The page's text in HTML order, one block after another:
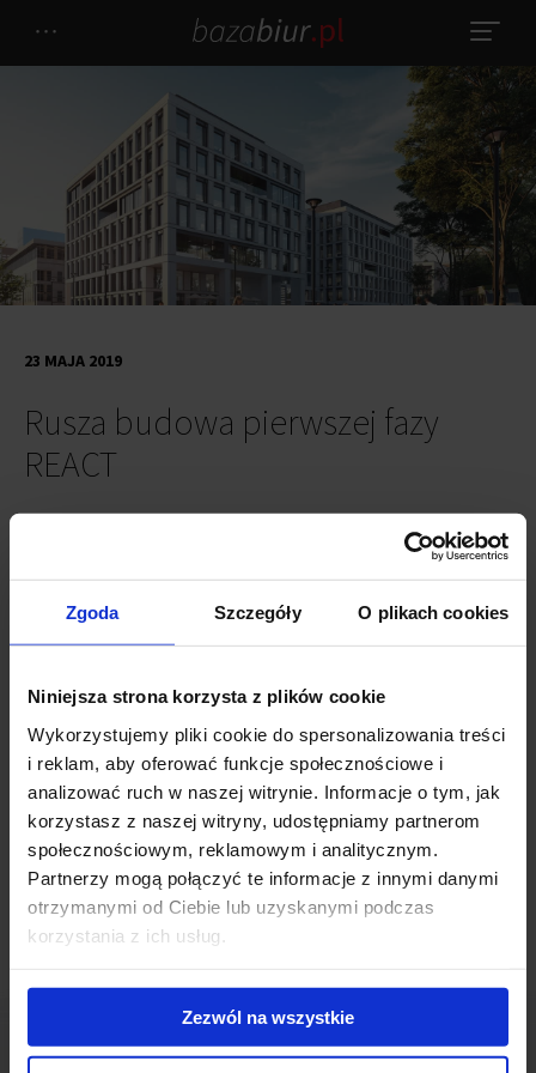
Zgoda Szczegóły O plikach cookies
Niniejsza strona korzysta z plików cookie
Wykorzystujemy pliki cookie do spersonalizowania treści
i reklam, aby oferować funkcje społecznościowe i
analizować ruch w naszej witrynie. Informacje o tym, jak
korzystasz z naszej witryny, udostępniamy partnerom
społecznościowym, reklamowym i analitycznym.
Partnerzy mogą połączyć te informacje z innymi danymi
otrzymanymi od Ciebie lub uzyskanymi podczas
korzystania z ich usług.
Zezwól na wszystkie
Rusza budowa pierwszej fazy
REACT
23 MAJA 2019
Rusza budowa pierwszego etapu kompleksu biurowegoREACTw
Łodzi. Zlokalizowany jest on w ścisłym centrum, na rogu ulic
Ta faza dostraczyć ma blisko 15 tys. mkw. powierzchni, już od
mkw.
Powiązane newsy
Łódzki React gotowy do użytku(19 kwietnia 2022)
Łódzki React z wiechą(24 czerwca 2020)